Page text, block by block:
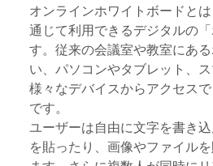
オンラインホワイトボードと
通じて利用できるデジタルの
す。従来の会議室や教室にあ
い、パソコンやタブレット、ス
様々なデバイスからアクセス
です。
ユーザーは自由に文字を書き
を貼ったり、画像やファイル